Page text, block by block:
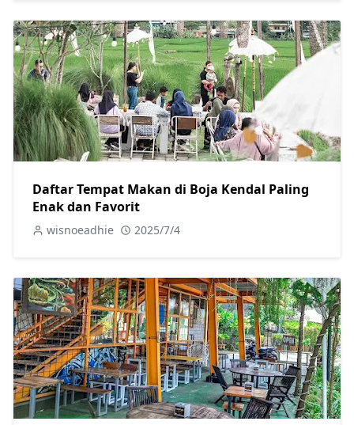
Daftar Tempat Makan di Boja Kendal Paling
Enak dan Favorit
wisnoeadhie 2025/7/4